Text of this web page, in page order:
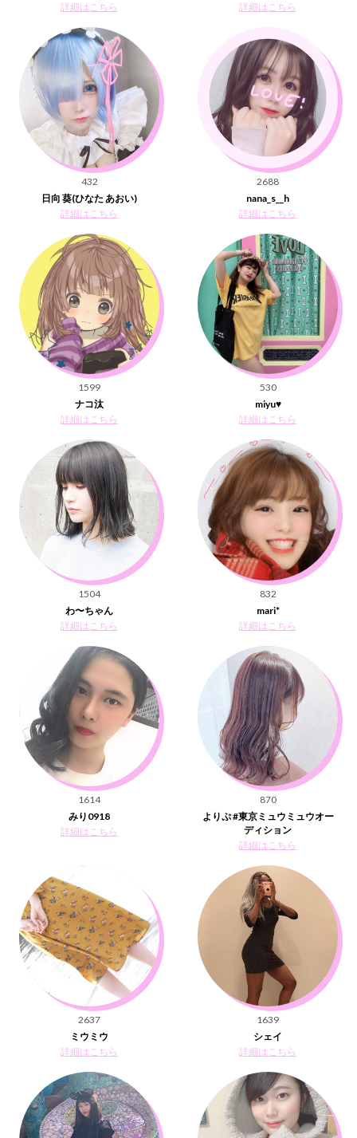
詳細はこちら
詳細はこちら
432
日向 葵(ひなた あおい)
詳細はこちら
2688
nana_s__h
詳細はこちら
1599
ナコ汰
詳細はこちら
530
miyu♥
詳細はこちら
1504
わ〜ちゃん
詳細はこちら
832
mari*
詳細はこちら
1614
みり0918
詳細はこちら
870
よりぷ #東京ミュウミュウオー
ディション
詳細はこちら
2637
ミウミウ
詳細はこちら
1639
シェイ
詳細はこちら